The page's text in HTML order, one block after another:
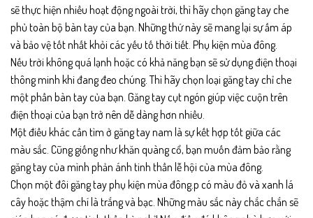
sẽ thực hiện nhiều hoạt động ngoài trời, thì hãy chọn găng tay che
phủ toàn bộ bàn tay của bạn. Những thứ này sẽ mang lại sự ấm áp
và bảo vệ tốt nhất khỏi các yếu tố thời tiết. Phụ kiện mùa đông.
Nếu trời không quá lạnh hoặc có khả năng bạn sẽ sử dụng điện thoại
thông minh khi đang đeo chúng. Thì hãy chọn loại găng tay chỉ che
một phần bàn tay của bạn. Găng tay cụt ngón giúp việc cuộn trên
điện thoại của bạn trở nên dễ dàng hơn nhiều.
Một điều khác cần tìm ở găng tay nam là sự kết hợp tốt giữa các
màu sắc. Cũng giống như khăn quàng cổ, bạn muốn đảm bảo rằng
găng tay của mình phản ánh tinh thần lễ hội của mùa đông.
Chọn một đôi găng tay phụ kiện mùa đông.p có màu đỏ và xanh lá
cây hoặc thậm chí là trắng và bạc. Những màu sắc này chắc chắn sẽ